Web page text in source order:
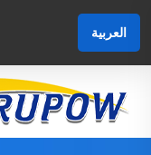
العربية